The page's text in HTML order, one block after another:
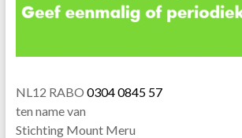
NL12 RABO 0304 0845 57
ten name van
Stichting Mount Meru